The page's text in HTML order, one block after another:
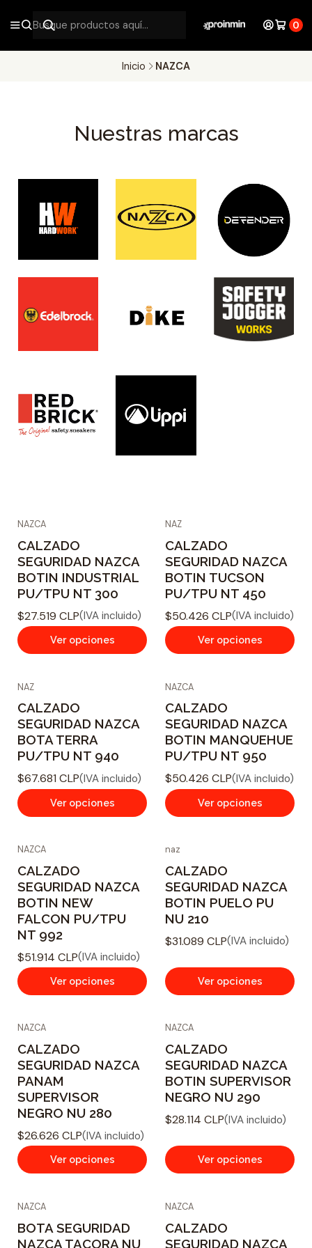
0
Inicio NAZCA
Nuestras marcas
NAZCA
CALZADO
SEGURIDAD NAZCA
BOTIN INDUSTRIAL
PU/TPU NT 300
$27.519 CLP(IVA incluido)
Ver opciones
NAZ
CALZADO
SEGURIDAD NAZCA
BOTIN TUCSON
PU/TPU NT 450
$50.426 CLP(IVA incluido)
Ver opciones
NAZ
CALZADO
SEGURIDAD NAZCA
BOTA TERRA
PU/TPU NT 940
$67.681 CLP(IVA incluido)
Ver opciones
NAZCA
CALZADO
SEGURIDAD NAZCA
BOTIN MANQUEHUE
PU/TPU NT 950
$50.426 CLP(IVA incluido)
Ver opciones
NAZCA
CALZADO
SEGURIDAD NAZCA
BOTIN NEW
FALCON PU/TPU
NT 992
$51.914 CLP(IVA incluido)
Ver opciones
naz
CALZADO
SEGURIDAD NAZCA
BOTIN PUELO PU
NU 210
$31.089 CLP(IVA incluido)
Ver opciones
NAZCA
CALZADO
SEGURIDAD NAZCA
PANAM
SUPERVISOR
NEGRO NU 280
$26.626 CLP(IVA incluido)
Ver opciones
NAZCA
CALZADO
SEGURIDAD NAZCA
BOTIN SUPERVISOR
NEGRO NU 290
$28.114 CLP(IVA incluido)
Ver opciones
NAZCA
BOTA SEGURIDAD
NAZCA TACORA NU
NAZCA
CALZADO
SEGURIDAD NAZCA